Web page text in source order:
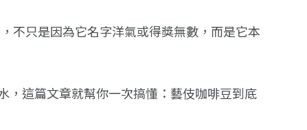
不只是因為它名字洋氣或得獎無數，而是它本
，這篇文章就幫你一次搞懂：藝伎咖啡豆到底